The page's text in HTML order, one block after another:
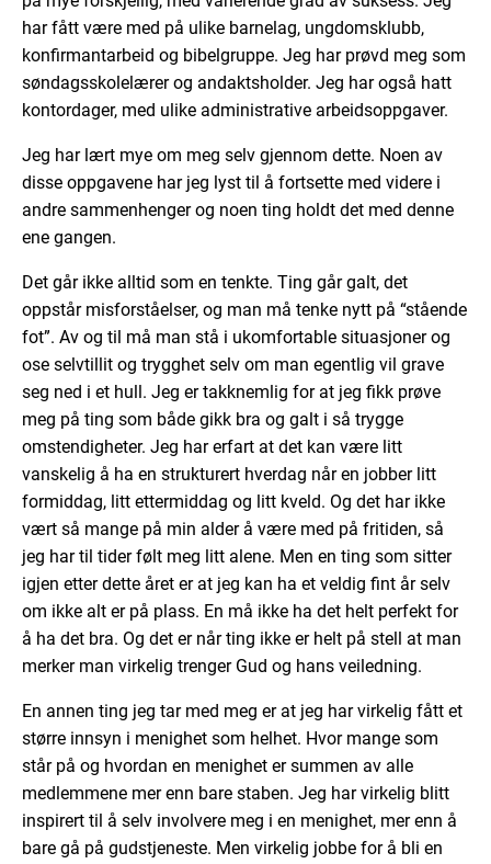
har fått være med på ulike barnelag, ungdomsklubb,
konfirmantarbeid og bibelgruppe. Jeg har prøvd meg som
søndagsskolelærer og andaktsholder. Jeg har også hatt
kontordager, med ulike administrative arbeidsoppgaver.
Jeg har lært mye om meg selv gjennom dette. Noen av
disse oppgavene har jeg lyst til å fortsette med videre i
andre sammenhenger og noen ting holdt det med denne
ene gangen.
Det går ikke alltid som en tenkte. Ting går galt, det
oppstår misforståelser, og man må tenke nytt på “stående
fot”. Av og til må man stå i ukomfortable situasjoner og
ose selvtillit og trygghet selv om man egentlig vil grave
seg ned i et hull. Jeg er takknemlig for at jeg fikk prøve
meg på ting som både gikk bra og galt i så trygge
omstendigheter. Jeg har erfart at det kan være litt
vanskelig å ha en strukturert hverdag når en jobber litt
formiddag, litt ettermiddag og litt kveld. Og det har ikke
vært så mange på min alder å være med på fritiden, så
jeg har til tider følt meg litt alene. Men en ting som sitter
igjen etter dette året er at jeg kan ha et veldig fint år selv
om ikke alt er på plass. En må ikke ha det helt perfekt for
å ha det bra. Og det er når ting ikke er helt på stell at man
merker man virkelig trenger Gud og hans veiledning.
En annen ting jeg tar med meg er at jeg har virkelig fått et
større innsyn i menighet som helhet. Hvor mange som
står på og hvordan en menighet er summen av alle
medlemmene mer enn bare staben. Jeg har virkelig blitt
inspirert til å selv involvere meg i en menighet, mer enn å
bare gå på gudstjeneste. Men virkelig jobbe for å bli en